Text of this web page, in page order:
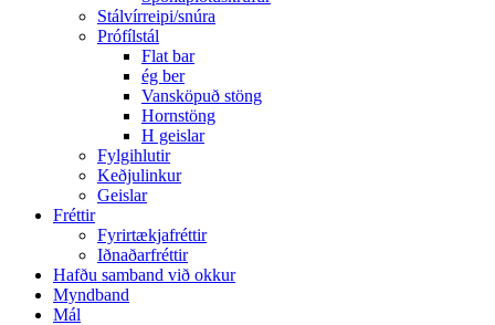
Stálvírreipi/snúra
Prófílstál
Flat bar
ég ber
Vansköpuð stöng
Hornstöng
H geislar
Fylgihlutir
Keðjulinkur
Geislar
Fréttir
Fyrirtækjafréttir
Iðnaðarfréttir
Hafðu samband við okkur
Myndband
Mál